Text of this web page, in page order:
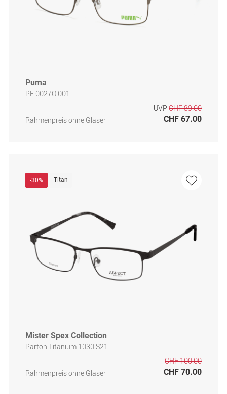
Puma
PE 0027O 001
Rahmenpreis ohne Gläser
UVP CHF 89.00
CHF 67.00
-30% Titan
Mister Spex Collection
Parton Titanium 1030 S21
Rahmenpreis ohne Gläser
CHF 100.00
CHF 70.00